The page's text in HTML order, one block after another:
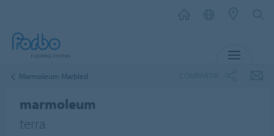
Marmoleum Marbled
marmoleum
terra